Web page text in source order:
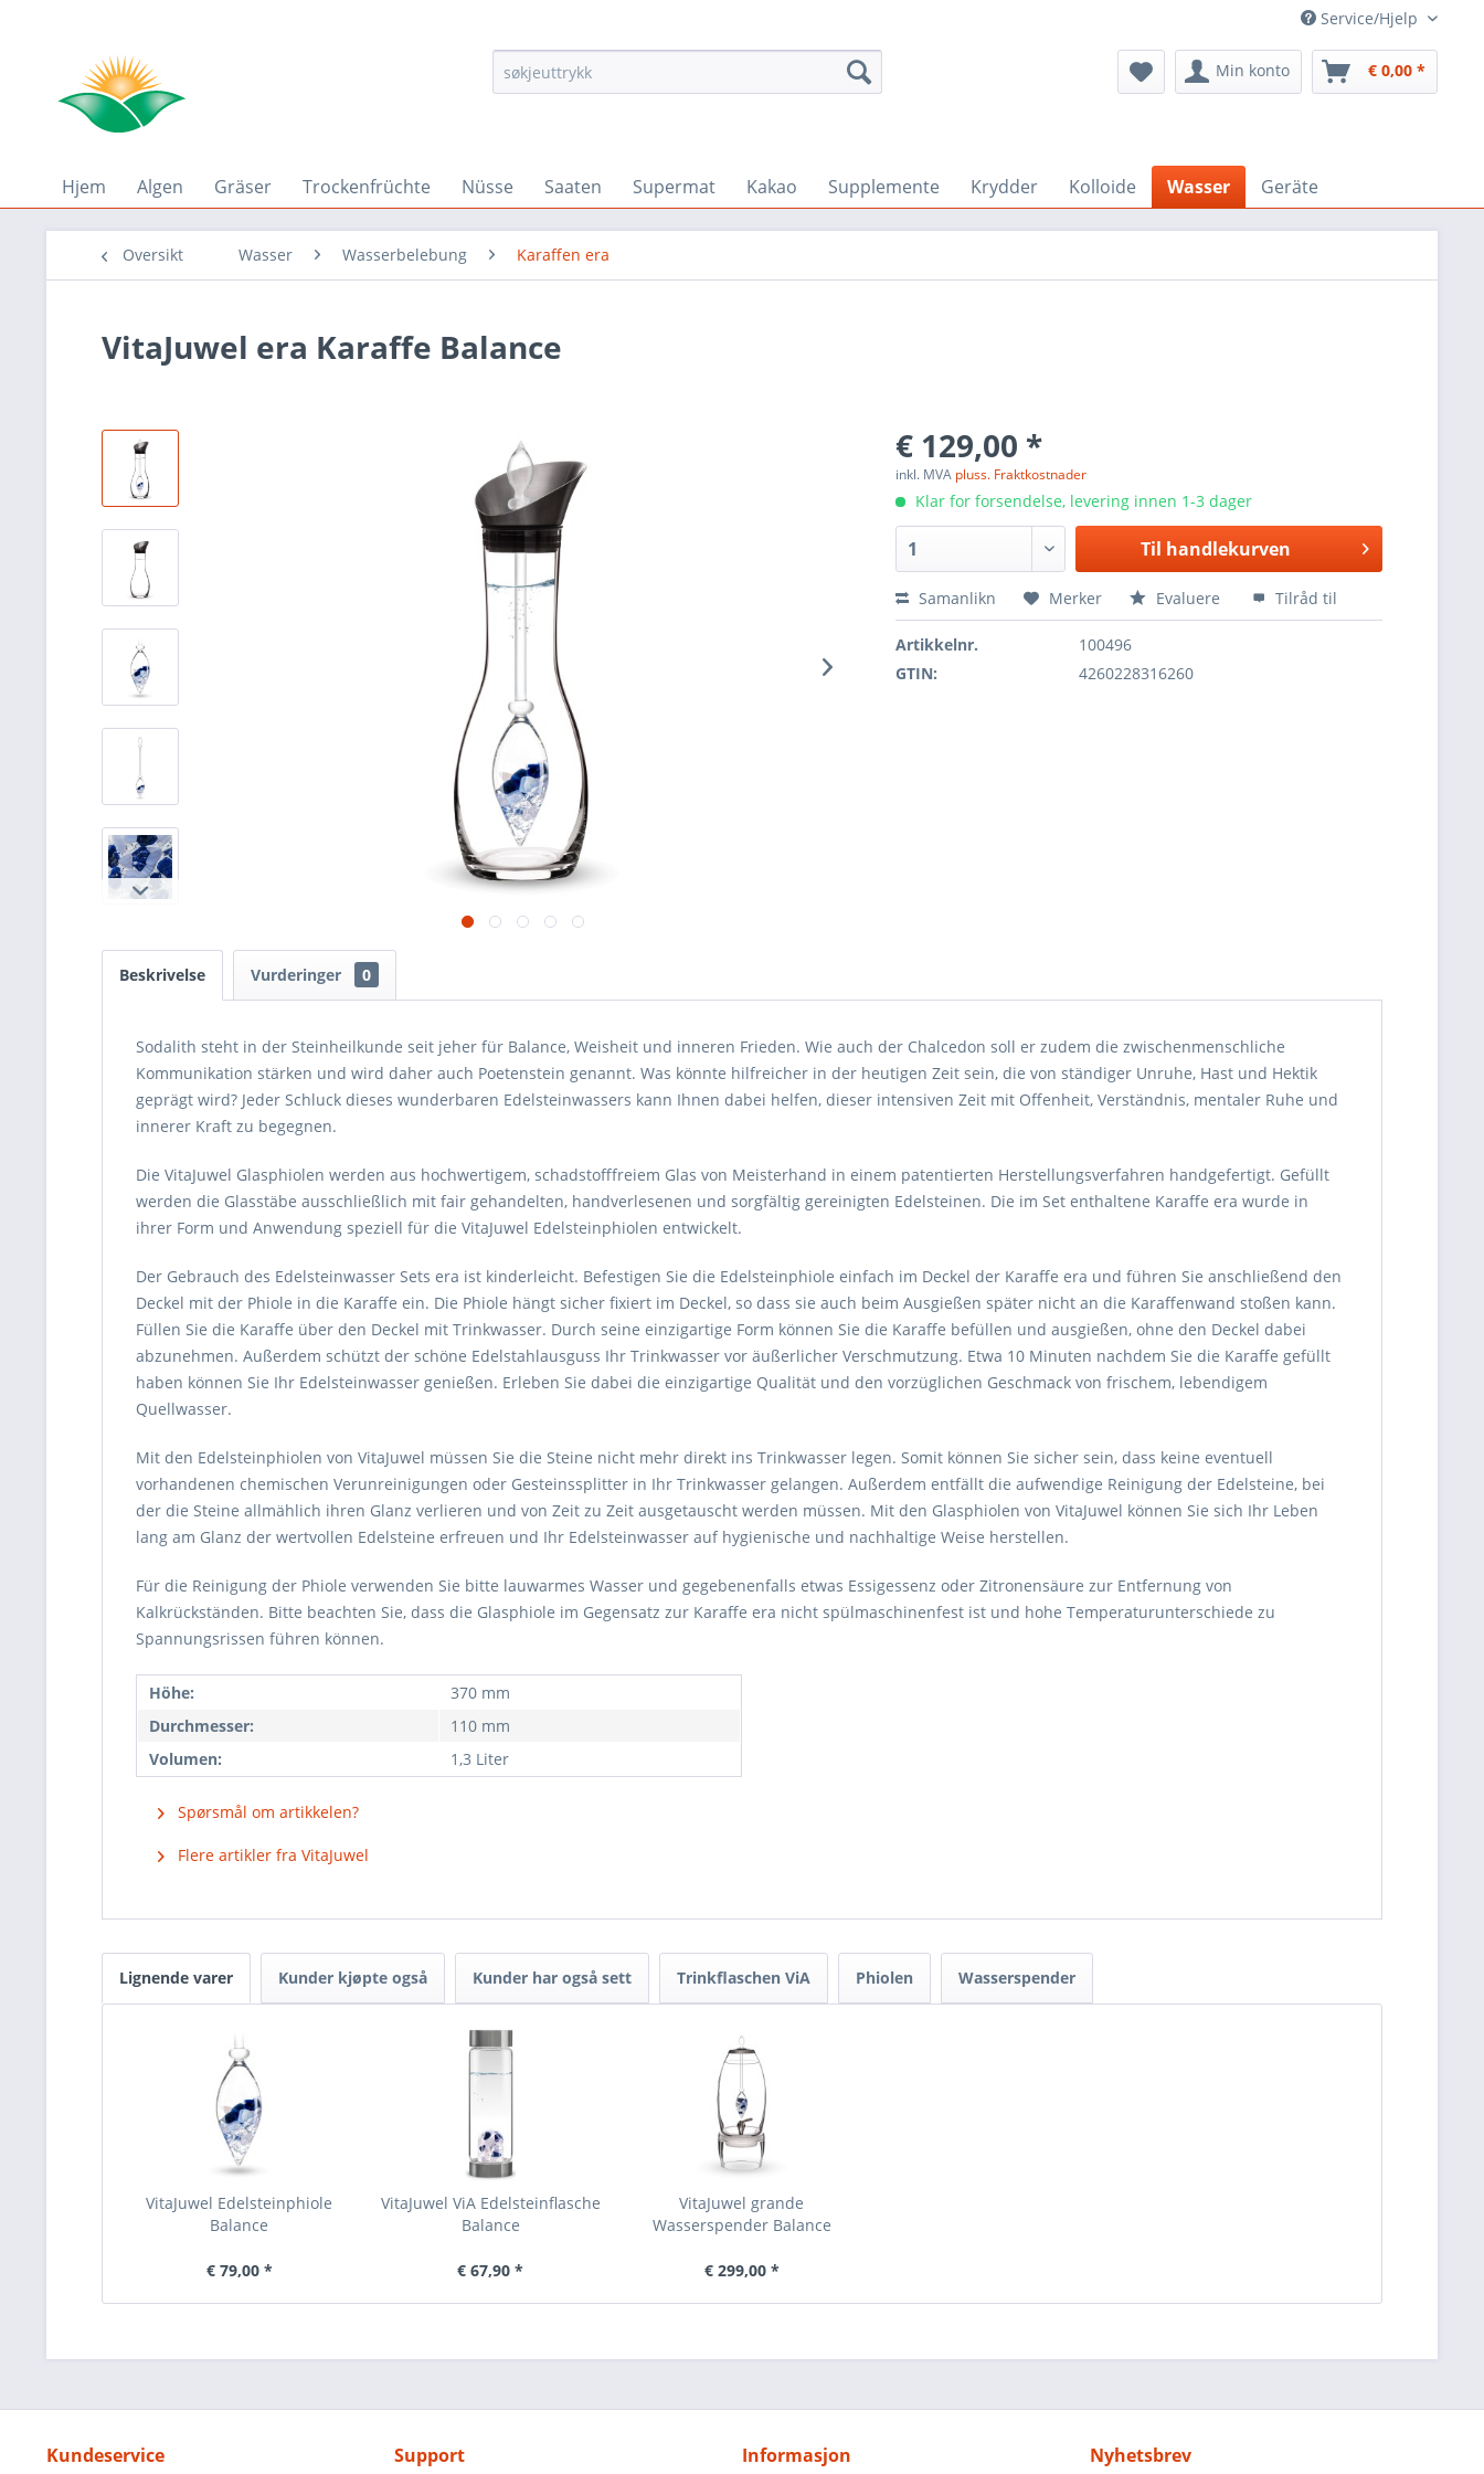
Service/Hjelp
Min konto € 0,00 *
Hjem Algen Gräser Trockenfrüchte Nüsse Saaten Supermat Kakao Supplemente Krydder Kolloide Wasser Geräte
Oversikt Wasser Wasserbelebung Karaffen era
VitaJuwel era Karaffe Balance
€ 129,00 *
inkl. MVA pluss. Fraktkostnader
Klar for forsendelse, levering innen 1-3 dager
Til handlekurven
Samanlikn Merker Evaluere Tilråd til
Artikkelnr.
100496
GTIN:
4260228316260
Beskrivelse Vurderinger 0
Sodalith steht in der Steinheilkunde seit jeher für Balance, Weisheit und inneren Frieden. Wie auch der Chalcedon soll er zudem die zwischenmenschliche
Kommunikation stärken und wird daher auch Poetenstein genannt. Was könnte hilfreicher in der heutigen Zeit sein, die von ständiger Unruhe, Hast und Hektik
geprägt wird? Jeder Schluck dieses wunderbaren Edelsteinwassers kann Ihnen dabei helfen, dieser intensiven Zeit mit Offenheit, Verständnis, mentaler Ruhe und
innerer Kraft zu begegnen.
Die VitaJuwel Glasphiolen werden aus hochwertigem, schadstofffreiem Glas von Meisterhand in einem patentierten Herstellungsverfahren handgefertigt. Gefüllt
werden die Glasstäbe ausschließlich mit fair gehandelten, handverlesenen und sorgfältig gereinigten Edelsteinen. Die im Set enthaltene Karaffe era wurde in
ihrer Form und Anwendung speziell für die VitaJuwel Edelsteinphiolen entwickelt.
Der Gebrauch des Edelsteinwasser Sets era ist kinderleicht. Befestigen Sie die Edelsteinphiole einfach im Deckel der Karaffe era und führen Sie anschließend den
Deckel mit der Phiole in die Karaffe ein. Die Phiole hängt sicher fixiert im Deckel, so dass sie auch beim Ausgießen später nicht an die Karaffenwand stoßen kann.
Füllen Sie die Karaffe über den Deckel mit Trinkwasser. Durch seine einzigartige Form können Sie die Karaffe befüllen und ausgießen, ohne den Deckel dabei
abzunehmen. Außerdem schützt der schöne Edelstahlausguss Ihr Trinkwasser vor äußerlicher Verschmutzung. Etwa 10 Minuten nachdem Sie die Karaffe gefüllt
haben können Sie Ihr Edelsteinwasser genießen. Erleben Sie dabei die einzigartige Qualität und den vorzüglichen Geschmack von frischem, lebendigem
Quellwasser.
Mit den Edelsteinphiolen von VitaJuwel müssen Sie die Steine nicht mehr direkt ins Trinkwasser legen. Somit können Sie sicher sein, dass keine eventuell
vorhandenen chemischen Verunreinigungen oder Gesteinssplitter in Ihr Trinkwasser gelangen. Außerdem entfällt die aufwendige Reinigung der Edelsteine, bei
der die Steine allmählich ihren Glanz verlieren und von Zeit zu Zeit ausgetauscht werden müssen. Mit den Glasphiolen von VitaJuwel können Sie sich Ihr Leben
lang am Glanz der wertvollen Edelsteine erfreuen und Ihr Edelsteinwasser auf hygienische und nachhaltige Weise herstellen.
Für die Reinigung der Phiole verwenden Sie bitte lauwarmes Wasser und gegebenenfalls etwas Essigessenz oder Zitronensäure zur Entfernung von
Kalkrückständen. Bitte beachten Sie, dass die Glasphiole im Gegensatz zur Karaffe era nicht spülmaschinenfest ist und hohe Temperaturunterschiede zu
Spannungsrissen führen können.
Höhe:
370 mm
Durchmesser:
110 mm
Volumen:
1,3 Liter
Spørsmål om artikkelen?
Flere artikler fra VitaJuwel
Lignende varer Kunder kjøpte også Kunder har også sett Trinkflaschen ViA Phiolen Wasserspender
VitaJuwel Edelsteinphiole
Balance
€ 79,00 *
VitaJuwel ViA Edelsteinflasche
Balance
€ 67,90 *
VitaJuwel grande
Wasserspender Balance
€ 299,00 *
Kundeservice Support Informasjon Nyhetsbrev